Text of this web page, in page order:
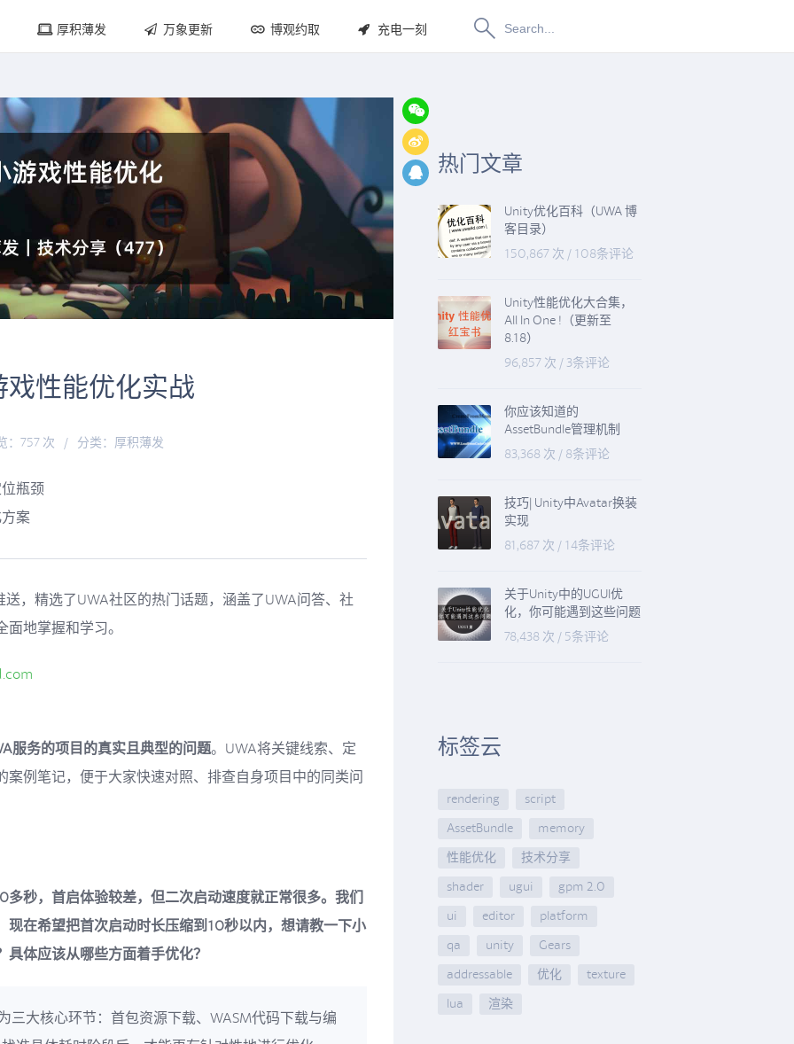
厚积薄发 万象更新 博观约取 充电一刻 博物纳新
性能优化实战
：757 次 / 分类： 厚积薄发
瓶颈
案
，精选了UWA社区的热门话题，涵盖了UWA问答、社
地掌握和学习。
服务的项目的真实且典型的问题。UWA将关键线索、定
例笔记，便于大家快速对照、排查自身项目中的同类问
秒，首启体验较差，但二次启动速度就正常很多。我们
现在希望把首次启动时长压缩到10秒以内，想请教一下小
体应该从哪些方面着手优化？
三大核心环节：首包资源下载、WASM代码下载与编
热门文章
Unity优化百科（UWA 博
客目录）
150,867 次 / 108条评论
Unity性能优化大合集，
All In One !（更新至
8.18）
96,857 次 / 3条评论
你应该知道的
AssetBundle管理机制
83,368 次 / 8条评论
技巧| Unity中Avatar换装
实现
81,687 次 / 14条评论
关于Unity中的UGUI优
化，你可能遇到这些问题
78,438 次 / 5条评论
标签云
rendering
script
AssetBundle
memory
性能优化
技术分享
shader
ugui
gpm 2.0
ui
editor
platform
qa
unity
Gears
addressable
优化
texture
lua
渲染